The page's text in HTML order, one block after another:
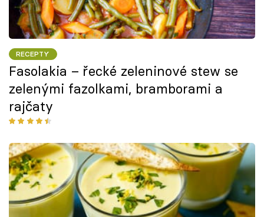
RECEPTY
Fasolakia – řecké zeleninové stew se
zelenými fazolkami, bramborami a
rajčaty